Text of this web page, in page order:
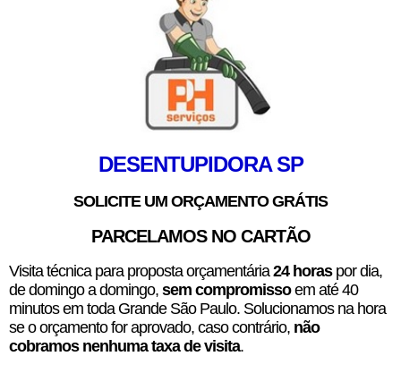
DESENTUPIDORA SP
SOLICITE UM ORÇAMENTO GRÁTIS
PARCELAMOS NO CARTÃO
Visita técnica para proposta orçamentária24 horaspor dia,
de domingo a domingo, sem compromissoem até 40
minutos em toda Grande São Paulo. Solucionamos na hora
se o orçamento for aprovado, caso contrário, não
cobramos nenhuma taxa de visita.